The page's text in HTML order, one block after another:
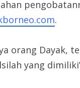
.
orang Dayak,
yang